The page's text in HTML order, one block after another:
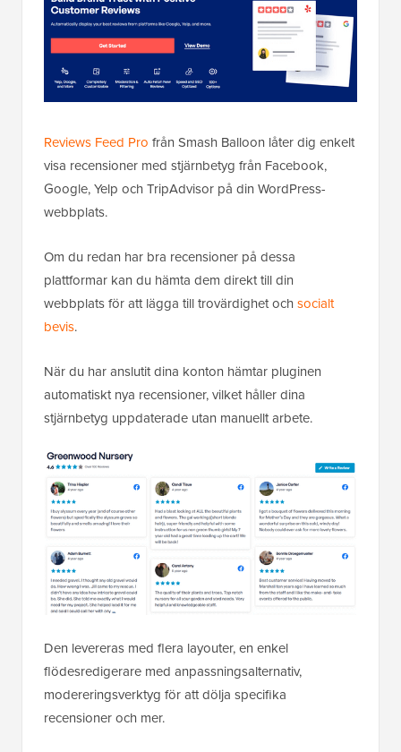
Reviews Feed Pro från Smash Balloon låter dig enkelt
visa recensioner med stjärnbetyg från Facebook,
Google, Yelp och TripAdvisor på din WordPress-
webbplats.
Om du redan har bra recensioner på dessa
plattformar kan du hämta dem direkt till din
webbplats för att lägga till trovärdighet ochsocialt
bevis.
När du har anslutit dina konton hämtar pluginen
automatiskt nya recensioner, vilket håller dina
stjärnbetyg uppdaterade utan manuellt arbete.
Den levereras med flera layouter, en enkel
flödesredigerare med anpassningsalternativ,
modereringsverktyg för att dölja specifika
recensioner och mer.